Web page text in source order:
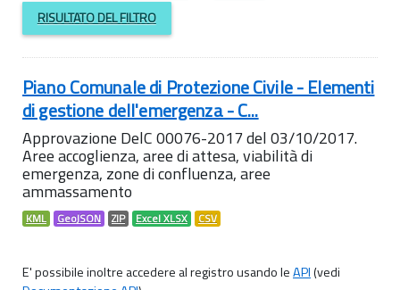
RISULTATO DEL FILTRO
Piano Comunale di Protezione Civile - Elementi
di gestione dell'emergenza - C...
Approvazione DelC 00076-2017 del 03/10/2017.
Aree accoglienza, aree di attesa, viabilità di
emergenza, zone di confluenza, aree
ammassamento
KML GeoJSON ZIP Excel XLSX CSV
E' possibile inoltre accedere al registro usando leAPI(vedi